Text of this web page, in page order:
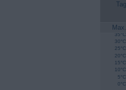
Tag
Max.
0°C
5°C
10°C
15°C
20°C
25°C
30°C
35°C